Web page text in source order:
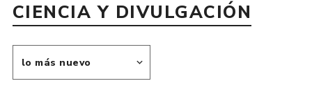
CIENCIA Y DIVULGACIÓN